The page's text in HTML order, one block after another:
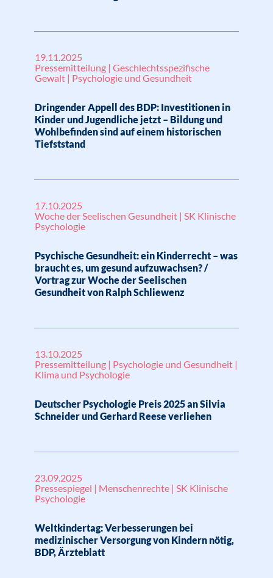
19.11.2025
Pressemitteilung | Geschlechtsspezifische
Gewalt | Psychologie und Gesundheit
Dringender Appell des BDP: Investitionen in
Kinder und Jugendliche jetzt – Bildung und
Wohlbefinden sind auf einem historischen
Tiefststand
17.10.2025
Woche der Seelischen Gesundheit | SK Klinische
Psychologie
Psychische Gesundheit: ein Kinderrecht – was
braucht es, um gesund aufzuwachsen? /
Vortrag zur Woche der Seelischen
Gesundheit von Ralph Schliewenz
13.10.2025
Pressemitteilung | Psychologie und Gesundheit |
Klima und Psychologie
Deutscher Psychologie Preis 2025 an Silvia
Schneider und Gerhard Reese verliehen
23.09.2025
Pressespiegel | Menschenrechte | SK Klinische
Psychologie
Weltkindertag: Verbesserungen bei
medizinischer Versorgung von Kindern nötig,
BDP, Ärzteblatt